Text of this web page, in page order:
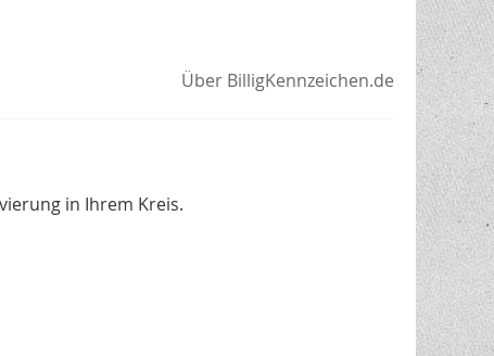
Über BilligKennzeichen.de
in Ihrem Kreis.